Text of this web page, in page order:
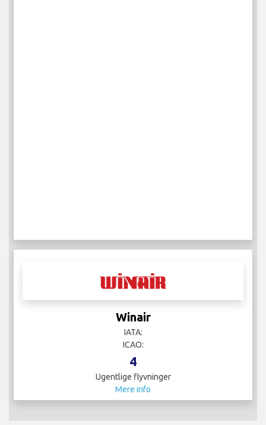
Winair
IATA:
ICAO:
4
Ugentlige flyvninger
Mere info